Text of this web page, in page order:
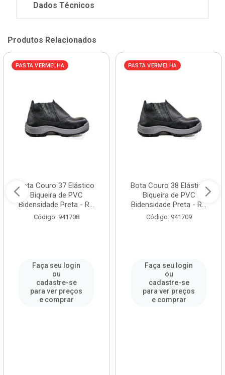
Dados Técnicos
Produtos Relacionados
PASTA VERMELHA
Bota Couro 37 Elástico
Biqueira de PVC
Bidensidade Preta - R...
Código: 941708
Faça seu login
ou
cadastre-se
para ver preços
e comprar
PASTA VERMELHA
Bota Couro 38 Elástico
Biqueira de PVC
Bidensidade Preta - R...
Código: 941709
Faça seu login
ou
cadastre-se
para ver preços
e comprar